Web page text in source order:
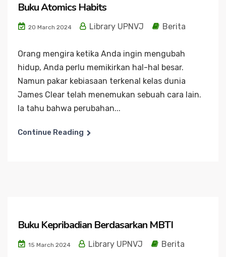
Buku Atomics Habits
20 March 2024 Library UPNVJ Berita
Orang mengira ketika Anda ingin mengubah
hidup, Anda perlu memikirkan hal-hal besar.
Namun pakar kebiasaan terkenal kelas dunia
James Clear telah menemukan sebuah cara lain.
Ia tahu bahwa perubahan...
Continue Reading
Buku Kepribadian Berdasarkan MBTI
15 March 2024 Library UPNVJ Berita